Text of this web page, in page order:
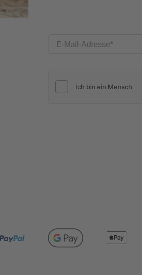
E-Mail-Adresse